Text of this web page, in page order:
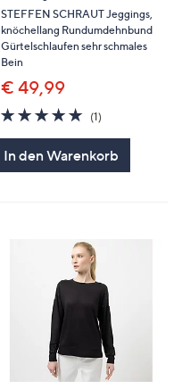
STEFFEN SCHRAUT Jeggings,
knöchellang Rundumdehnbund
Gürtelschlaufen sehr schmales
Bein
€ 49,99
5.0
von
(1)
In den Warenkorb